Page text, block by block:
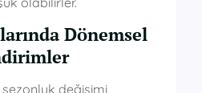
Dönemsel
değişimi,